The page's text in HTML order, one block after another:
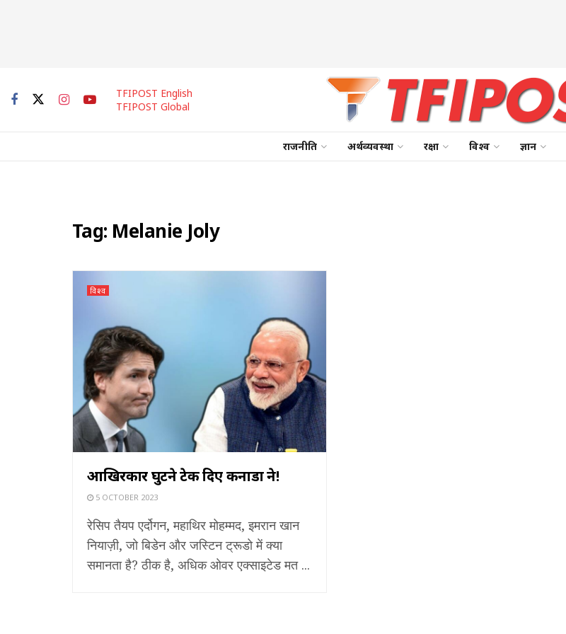
TFIPOST English
TFIPOST Global
राजनीति अर्थव्यवस्था रक्षा विश्व ज्ञान
Tag: Melanie Joly
विश्व
आखिरकार घुटने टेक दिए कनाडा ने!
5 OCTOBER 2023
रेसिप तैयप एर्दोगन, महाथिर मोहम्मद, इमरान खान
नियाज़ी, जो बिडेन और जस्टिन ट्रूडो में क्या
समानता है? ठीक है, अधिक ओवर एक्साइटेड मत ...